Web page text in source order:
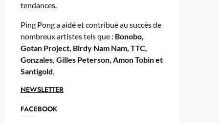
tendances.
Ping Pong a aidé et contribué au succès de
nombreux artistes tels que : Bonobo,
Gotan Project, Birdy Nam Nam, TTC,
Gonzales, Gilles Peterson, Amon Tobin et
Santigold.
NEWSLETTER
FACEBOOK